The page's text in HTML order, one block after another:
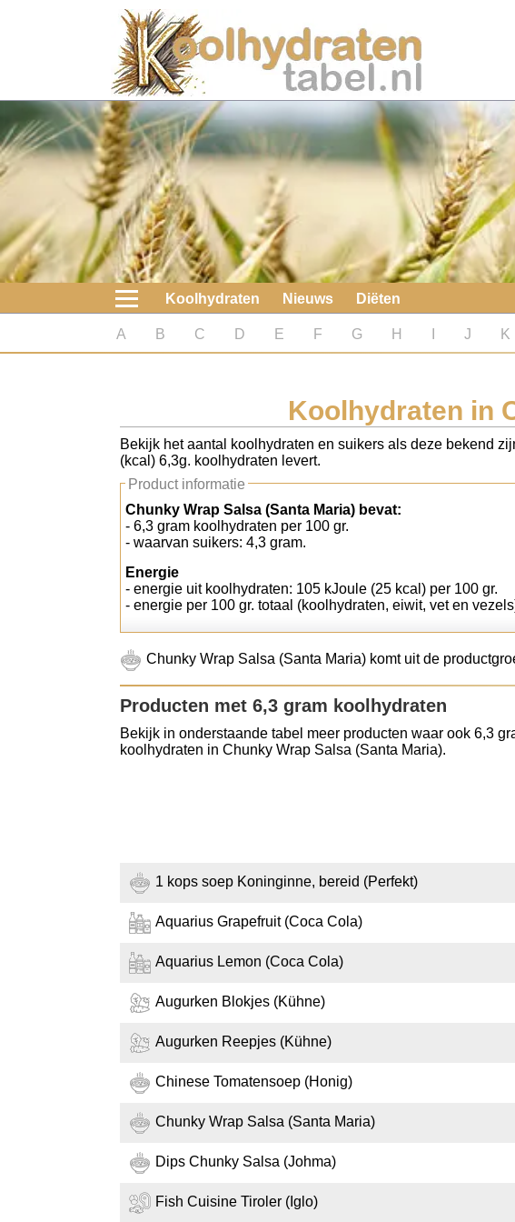
Koolhydraten
Nieuws
Koolhydraatarme diëten
Boeken
koolhydraatarme diëten
Diabetes test
Koolhydraten tellen
Koolhydraten Nieuws Diëten
A B C D E F G H J K
Koolhydraten in
Bekijk het aantal koolhydraten en suikers als deze bekend
(kcal) 6,3g. koolhydraten levert.
Product informatie
Chunky Wrap Salsa (Santa Maria) bevat:
- 6,3 gram koolhydraten per 100 gr.
- waarvan suikers: 4,3 gram.
Energie
- energie uit koolhydraten: 105 kJoule (25 kcal) per 100 gr.
- energie per 100 gr. totaal (koolhydraten, eiwit, vet en
Chunky Wrap Salsa (Santa Maria) komt uit de
Producten met 6,3 gram koolhydraten
Bekijk in onderstaande tabel meer producten waar ook 6,3
koolhydraten in Chunky Wrap Salsa (Santa Maria).
1 kops soep Koninginne, bereid (Perfekt)
Aquarius Grapefruit (Coca Cola)
Aquarius Lemon (Coca Cola)
Augurken Blokjes (Kühne)
Augurken Reepjes (Kühne)
Chinese Tomatensoep (Honig)
Chunky Wrap Salsa (Santa Maria)
Dips Chunky Salsa (Johma)
Fish Cuisine Tiroler (Iglo)